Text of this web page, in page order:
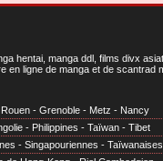
hentai, manga ddl, films divx
en ligne de manga et de scantrad
Rouen - Grenoble - Metz - Nancy
- Philippines - Taïwan - Tibet
- Singapouriennes - Taïwanaises